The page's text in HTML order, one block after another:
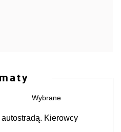
Wybrane
Kierowcy